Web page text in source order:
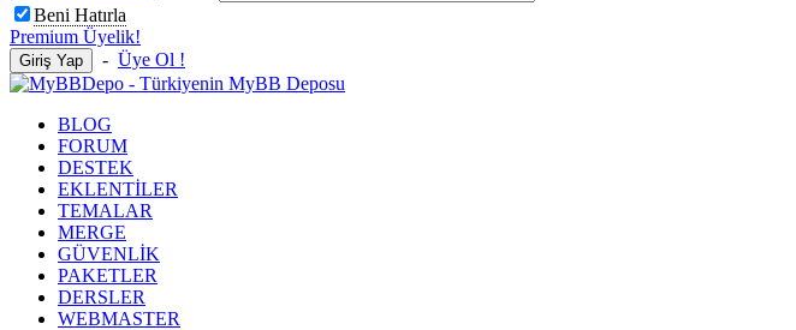
Beni Hatırla
Premium Üyelik!
- Üye Ol !
BLOG
FORUM
DESTEK
EKLENTİLER
TEMALAR
MERGE
GÜVENLİK
PAKETLER
DERSLER
WEBMASTER